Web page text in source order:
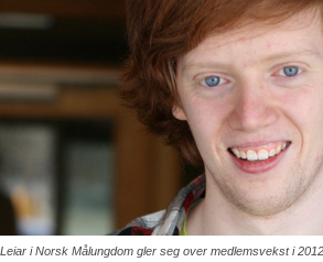
Leiar i Norsk Målungdom gler seg over medlemsvekst i